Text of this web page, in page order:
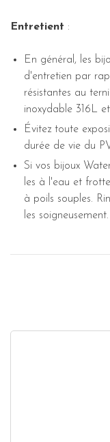
Entretient :
En général, les
d'entretien par
résistantes au
inoxydable 316L
Évitez toute
durée de vie du
Si vos bijoux
les à l'eau et
à poils souples.
les soigneusement.